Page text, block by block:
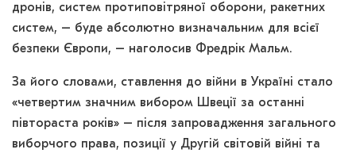
дронів, систем протиповітряної оборони, ракетних
систем, – буде абсолютно визначальним для всієї
безпеки Європи, – наголосив Фредрік Мальм.
За його словами, ставлення до війни в Україні стало
«четвертим значним вибором Швеції за останні
півтораста років» – після запровадження загального
виборчого права, позиції у Другій світовій війні та